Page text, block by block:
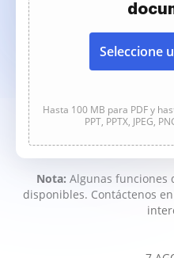
Seleccione
Hasta 100 MB para PDF y
PPT, PPTX, JPEG,
Nota: Algunas funciones
disponibles. Contáctenos en